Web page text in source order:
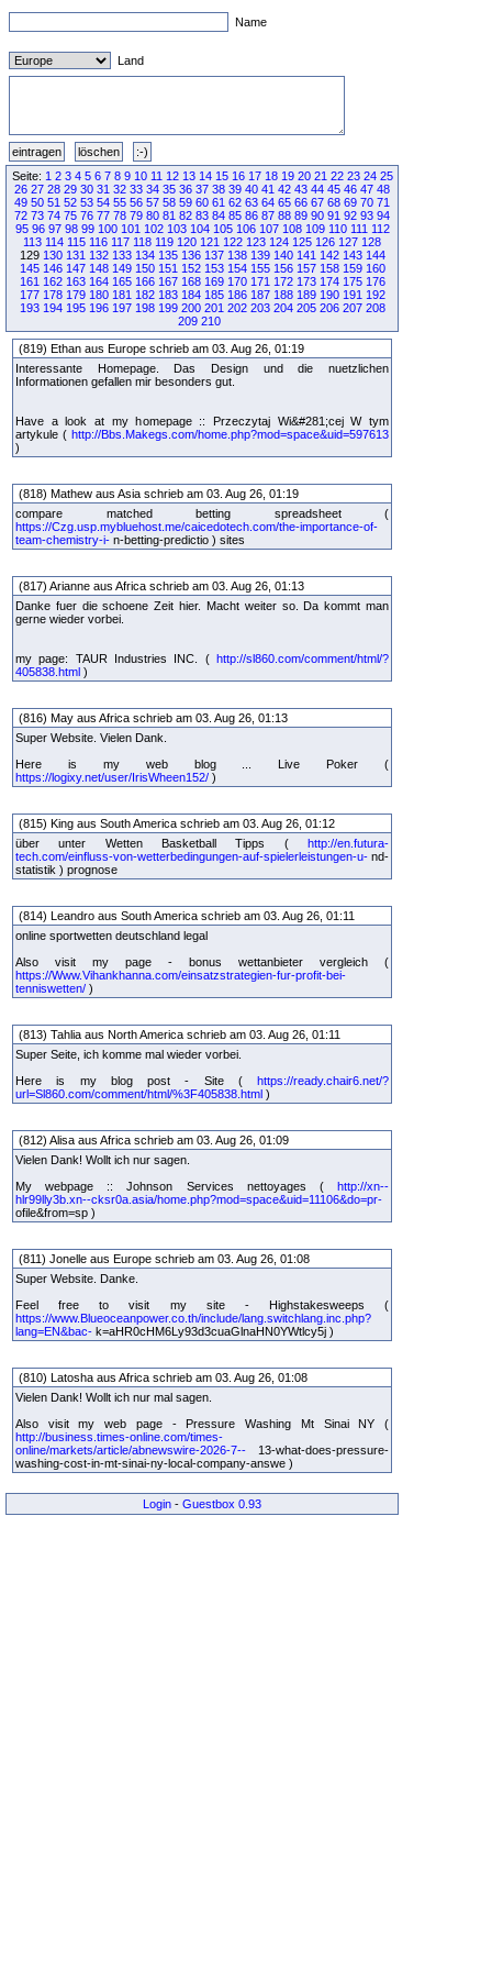
Name
Land
Seite: 1 2 3 4 5 6 7 8 9 10 11 12 13 14 15 16 17 18 19 20 21 22 23 24 25
26 27 28 29 30 31 32 33 34 35 36 37 38 39 40 41 42 43 44 45 46 47 48
49 50 51 52 53 54 55 56 57 58 59 60 61 62 63 64 65 66 67 68 69 70 71
72 73 74 75 76 77 78 79 80 81 82 83 84 85 86 87 88 89 90 91 92 93 94
95 96 97 98 99 100 101 102 103 104 105 106 107 108 109 110 111 112
113 114 115 116 117 118 119 120 121 122 123 124 125 126 127 128
129 130 131 132 133 134 135 136 137 138 139 140 141 142 143 144
145 146 147 148 149 150 151 152 153 154 155 156 157 158 159 160
161 162 163 164 165 166 167 168 169 170 171 172 173 174 175 176
177 178 179 180 181 182 183 184 185 186 187 188 189 190 191 192
193 194 195 196 197 198 199 200 201 202 203 204 205 206 207 208
209 210
(819) Ethan aus Europe schrieb am 03. Aug 26, 01:19
Interessante Homepage. Das Design und die nuetzlichen
Informationen gefallen mir besonders gut.
Have a look at my homepage :: Przeczytaj Wi&#281;cej W tym
artykule ( http://Bbs.Makegs.com/home.php?mod=space&uid=597613
)
(818) Mathew aus Asia schrieb am 03. Aug 26, 01:19
compare matched betting spreadsheet (
https://Czg.usp.mybluehost.me/caicedotech.com/the-importance-of-
team-chemistry-i- n-betting-predictio ) sites
(817) Arianne aus Africa schrieb am 03. Aug 26, 01:13
Danke fuer die schoene Zeit hier. Macht weiter so. Da kommt man
gerne wieder vorbei.
my page: TAUR Industries INC. ( http://sl860.com/comment/html/?
405838.html )
(816) May aus Africa schrieb am 03. Aug 26, 01:13
Super Website. Vielen Dank.
Here is my web blog ... Live Poker (
https://logixy.net/user/IrisWheen152/ )
(815) King aus South America schrieb am 03. Aug 26, 01:12
über unter Wetten Basketball Tipps ( http://en.futura-
tech.com/einfluss-von-wetterbedingungen-auf-spielerleistungen-u- nd-
statistik ) prognose
(814) Leandro aus South America schrieb am 03. Aug 26, 01:11
online sportwetten deutschland legal
Also visit my page - bonus wettanbieter vergleich (
https://Www.Vihankhanna.com/einsatzstrategien-fur-profit-bei-
tenniswetten/ )
(813) Tahlia aus North America schrieb am 03. Aug 26, 01:11
Super Seite, ich komme mal wieder vorbei.
Here is my blog post - Site ( https://ready.chair6.net/?
url=Sl860.com/comment/html/%3F405838.html )
(812) Alisa aus Africa schrieb am 03. Aug 26, 01:09
Vielen Dank! Wollt ich nur sagen.
My webpage :: Johnson Services nettoyages ( http://xn--
hlr99lly3b.xn--cksr0a.asia/home.php?mod=space&uid=11106&do=pr-
ofile&from=sp )
(811) Jonelle aus Europe schrieb am 03. Aug 26, 01:08
Super Website. Danke.
Feel free to visit my site - Highstakesweeps (
https://www.Blueoceanpower.co.th/include/lang.switchlang.inc.php?
lang=EN&bac- k=aHR0cHM6Ly93d3cuaGlnaHN0YWtlcy5j )
(810) Latosha aus Africa schrieb am 03. Aug 26, 01:08
Vielen Dank! Wollt ich nur mal sagen.
Also visit my web page - Pressure Washing Mt Sinai NY (
http://business.times-online.com/times-
online/markets/article/abnewswire-2026-7-- 13-what-does-pressure-
washing-cost-in-mt-sinai-ny-local-company-answe )
Login - Guestbox 0.93